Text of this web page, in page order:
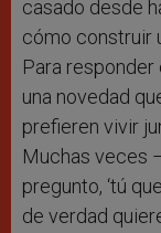
casado desde
cómo construir
Para
una novedad
prefieren vivir
Muchas veces
pregunto, ‘tú
de verdad